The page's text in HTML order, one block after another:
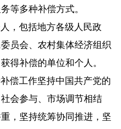
等多种补偿方式。
，包括地方各级人民政
员会、农村集体经济组织
得补偿的单位和个人。
偿工作坚持中国共产党的
会参与、市场调节相结
，坚持统筹协同推进，坚